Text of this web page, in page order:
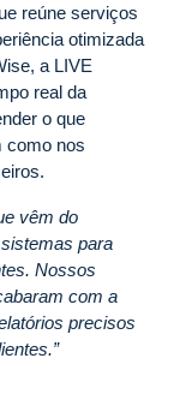
reúne serviços
otimizada
a LIVE
real da
o que
como nos
vêm do
para
Nossos
com a
precisos